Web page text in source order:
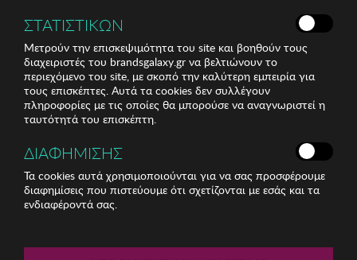
ΣΤΑΤΙΣΤΙΚΩΝ
Μετρούν την επισκεψιμότητα του site και βοηθούν τους
διαχειριστές του brandsgalaxy.gr να βελτιώνουν το
περιεχόμενο του site, με σκοπό την καλύτερη εμπειρία για
τους επισκέπτες. Αυτά τα cookies δεν συλλέγουν
πληροφορίες με τις οποίες θα μπορούσε να αναγνωριστεί η
ταυτότητά του επισκέπτη.
ΔΙΑΦΗΜΙΣΗΣ
Τα cookies αυτά χρησιμοποιούνται για να σας προσφέρουμε
διαφημίσεις που πιστεύουμε ότι σχετίζονται με εσάς και τα
ενδιαφέροντά σας.